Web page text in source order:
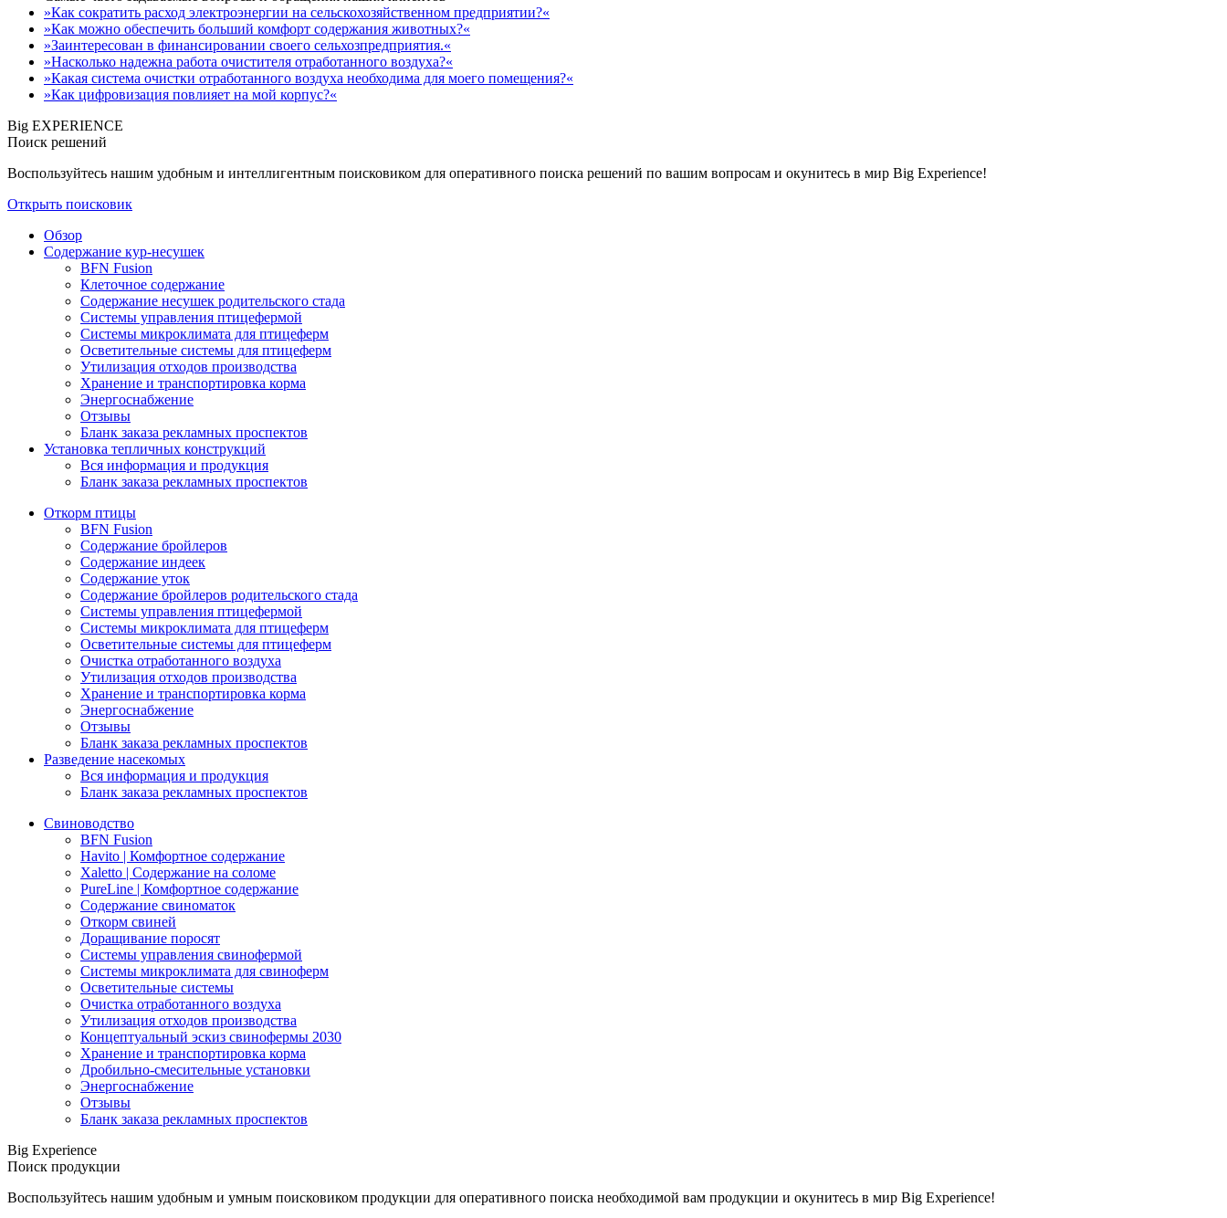
»Как сократить расход электроэнергии на сельскохозяйственном предприятии?«
»Как можно обеспечить больший комфорт содержания животных?«
»Заинтересован в финансировании своего сельхозпредприятия.«
»Насколько надежна работа очистителя отработанного воздуха?«
»Какая система очистки отработанного воздуха необходима для моего помещения?«
»Как цифровизация повлияет на мой корпус?«
Big EXPERIENCE
Поиск решений
Воспользуйтесь нашим удобным и интеллигентным поисковиком для оперативного поиска решений по вашим вопросам и окунитесь в мир Big Experience!
Открыть поисковик
Обзор
Содержание кур-несушек
BFN Fusion
Клеточное содержание
Содержание несушек родительского стада
Системы управления птицефермой
Системы микроклимата для птицеферм
Осветительные системы для птицеферм
Утилизация отходов производства
Хранение и транспортировка корма
Энергоснабжение
Отзывы
Бланк заказа рекламных проспектов
Установка тепличных конструкций
Вся информация и продукция
Бланк заказа рекламных проспектов
Откорм птицы
BFN Fusion
Содержание бройлеров
Содержание индеек
Содержание уток
Содержание бройлеров родительского стада
Системы управления птицефермой
Системы микроклимата для птицеферм
Осветительные системы для птицеферм
Очистка отработанного воздуха
Утилизация отходов производства
Хранение и транспортировка корма
Энергоснабжение
Отзывы
Бланк заказа рекламных проспектов
Разведение насекомых
Вся информация и продукция
Бланк заказа рекламных проспектов
Свиноводство
BFN Fusion
Havito | Комфортное содержание
Xaletto | Содержание на соломе
PureLine | Комфортное содержание
Содержание свиноматок
Откорм свиней
Доращивание поросят
Системы управления свинофермой
Системы микроклимата для свиноферм
Осветительные системы
Очистка отработанного воздуха
Утилизация отходов производства
Концептуальный эскиз свинофермы 2030
Хранение и транспортировка корма
Дробильно-смесительные установки
Энергоснабжение
Отзывы
Бланк заказа рекламных проспектов
Big Experience
Поиск продукции
Воспользуйтесь нашим удобным и умным поисковиком продукции для оперативного поиска необходимой вам продукции и окунитесь в мир Big Experience!